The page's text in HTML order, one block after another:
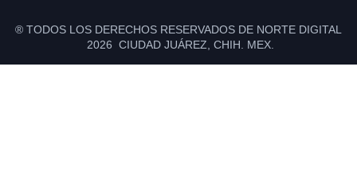
® TODOS LOS DERECHOS RESERVADOS DE NORTE DIGITAL
2026 CIUDAD JUÁREZ, CHIH. MEX.